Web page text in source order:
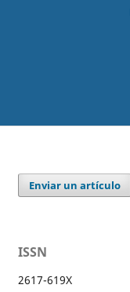
Enviar un artículo
ISSN
2617-619X